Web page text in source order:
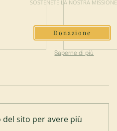
sito per avere più
SOSTENETE LA NOSTRA MISSIONE
Donazione
Saperne di più